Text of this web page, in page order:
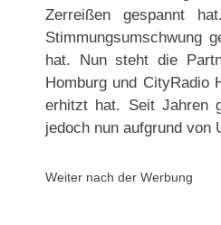
Zerreißen gespannt
Stimmungsumschwung
hat. Nun steht die
Homburg und CityRadio
erhitzt hat. Seit Jahren
jedoch nun aufgrund von
Weiter nach der Werbung